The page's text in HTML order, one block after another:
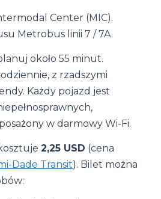
Center (MIC).
Metrobus linii 7 / 7A.
około 55 minut.
z rzadszymi
Każdy pojazd jest
w darmowy Wi-Fi.
2,25 USD (cena
Dade Transit). Bilet można